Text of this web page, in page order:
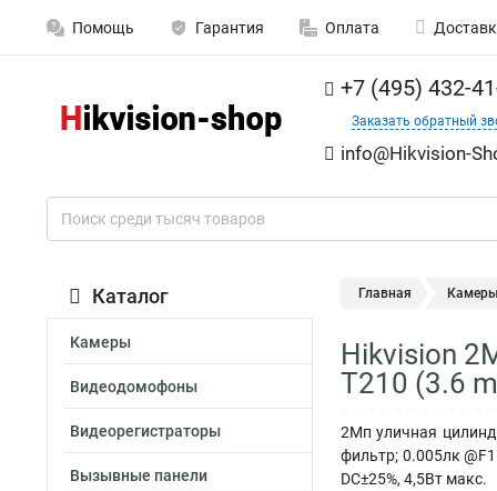
Помощь Гарантия Оплата
+7 (495) 432-
Заказать обратный
info@Hikvision-
Каталог
Камеры
Видеодомофоны
Видеорегистраторы
Вызывные панели
Главная Камеры
Hikvision
T210 (3.6
2Мп уличная
фильтр; 0.005лк
DC±25%, 4,5Вт макс.